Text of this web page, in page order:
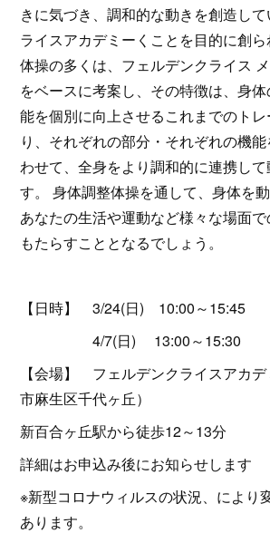
きに気づき、調和的な動きを創造し
ライスアカデミーくことを目的に創
体操の多くは、フェルデンクライス
をベースに考案し、その特徴は、身
能を個別に向上させるこれまでのト
り、それぞれの部分・それぞれの機
わせて、全身をより調和的に連携し
す。 身体調整体操を通して、身体を
あなたの生活や運動など様々な場面
もたらすこととなるでしょう。
【日時】 3/24(日) 10:00～15:45
4/7(日) 13:00～15:30
【会場】 フェルデンクライスアカ
市麻生区千代ヶ丘）
新百合ヶ丘駅から徒歩12～
詳細はお申込み後にお知らせします
※新型コロナウィルスの状況、により
あります。